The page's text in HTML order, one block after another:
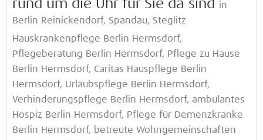
rund um die Uhr für Sie da sind in
Berlin Reinickendorf, Spandau, Steglitz
Hauskrankenpflege Berlin Hermsdorf,
Pflegeberatung Berlin Hermsdorf, Pflege zu Hause
Berlin Hermsdorf, Caritas Hauspflege Berlin
Hermsdorf, Urlaubspflege Berlin Hermsdorf,
Verhinderungspflege Berlin Hermsdorf, ambulantes
Hospiz Berlin Hermsdorf, Pflege für Demenzkranke
Berlin Hermsdorf, betreute Wohngemeinschaften